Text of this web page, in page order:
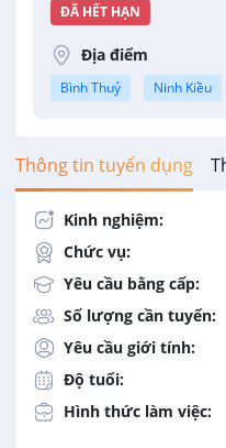
ĐÃ HẾT HẠN
Địa điểm
Bình Thuỷ Ninh Kiều
Thông tin tuyển dụng
Kinh nghiệm:
Chức vụ:
Yêu cầu bằng cấp:
Số lượng cần tuyển:
Yêu cầu giới tính:
Độ tuổi:
Hình thức làm việc: